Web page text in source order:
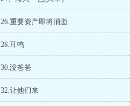
26.重要资产即将消逝
28.耳鸣
30.没爸爸
32.让他们来